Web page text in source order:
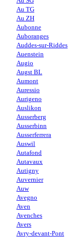
Au TG
Au ZH
Aubonne
Auboranges
Auddes-sur-Riddes
Auenstein
Augio
Augst BL
Aumont
Auressio
Aurigeno
Auslikon
Ausserberg
Ausserbinn
Ausserferrera
Auswil
Autafond
Autavaux
Autigny
Auvernier
Auw
Avegno
Aven
Avenches
Avers
Avry-devant-Pont